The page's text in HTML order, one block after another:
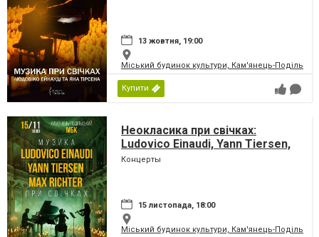
13 жовтня, 19:00
Міський будинок культури, Кам'янець-
Купити
Неокласика при свічках:
Ludovico Einaudi, Yann Tiersen,
Max Richter
Концерты
15 листопада, 18:00
Міський будинок культури, Кам'янець-